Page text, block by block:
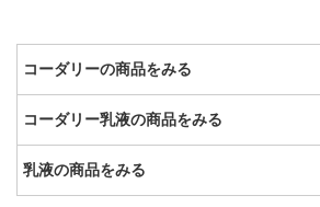
コーダリーの商品をみる
コーダリー乳液の商品をみる
乳液の商品をみる